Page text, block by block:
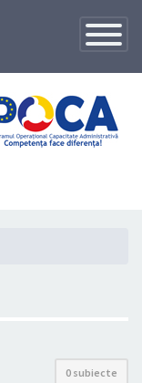
Toggle
0 subiecte